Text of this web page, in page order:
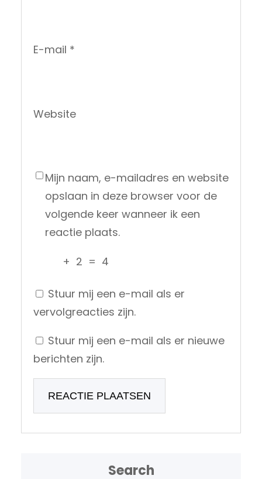
E-mail *
Website
Mijn naam, e-mailadres en website
opslaan in deze browser voor de
volgende keer wanneer ik een
reactie plaats.
+ 2 = 4
Stuur mij een e-mail als er
vervolgreacties zijn.
Stuur mij een e-mail als er nieuwe
berichten zijn.
Search